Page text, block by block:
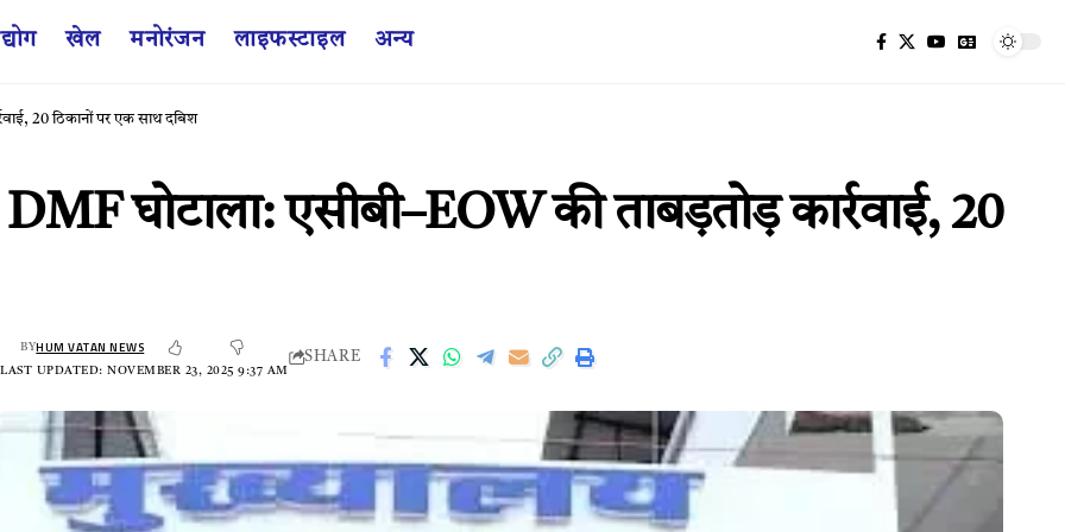
खेल मनोरंजन लाइफस्टाइल अन्य
20 ठिकानों पर एक साथ दबिश
घोटाला: एसीबी–EOW की ताबड़तोड़ कार्रवाई, 20
LAST UPDATED: NOVEMBER 23, 2025 9:37 AM
BYHUM VATAN NEWS
SHARE